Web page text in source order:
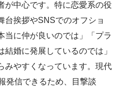
が中心です。特に恋愛系の役
台挨拶やSNSでのオフショ
当に仲が良いのでは」「プラ
婚に発展しているのでは」
みやすくなっています。現代
発信できるため、目撃談